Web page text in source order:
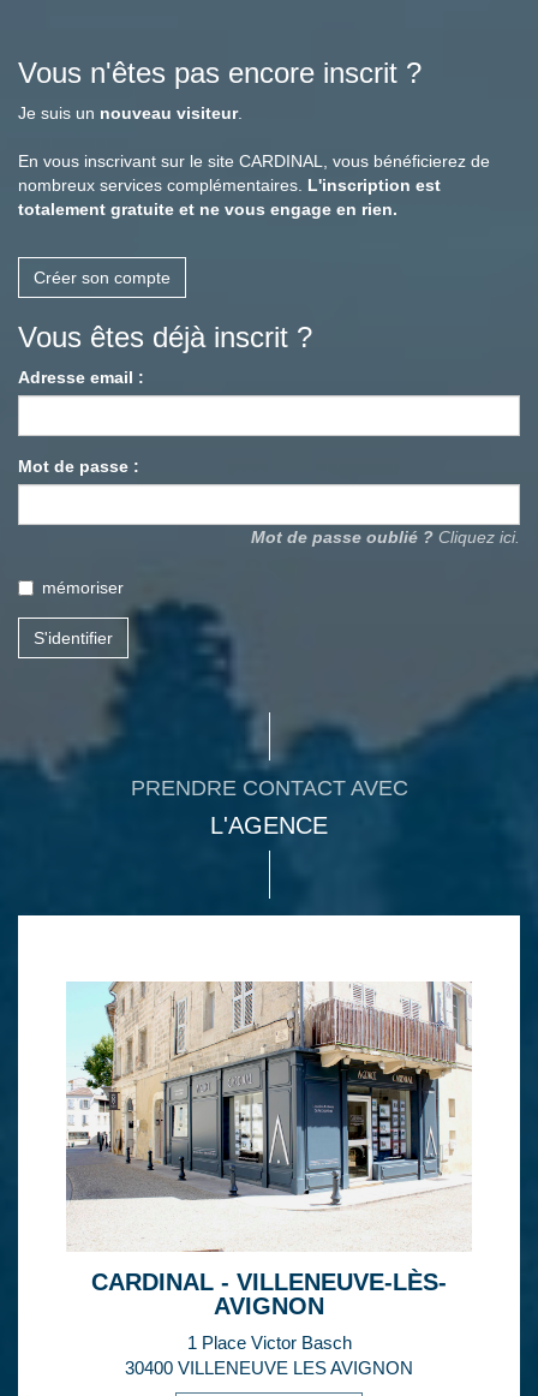
Vous n'êtes pas encore inscrit ?
Je suis un nouveau visiteur.
En vous inscrivant sur le site CARDINAL, vous bénéficierez de
nombreux services complémentaires. L'inscription est
totalement gratuite et ne vous engage en rien.
Créer son compte
Vous êtes déjà inscrit ?
Adresse email :
Mot de passe :
Mot de passe oublié ? Cliquez ici.
mémoriser
S'identifier
PRENDRE CONTACT AVEC
L'AGENCE
CARDINAL - VILLENEUVE-LÈS-
AVIGNON
1 Place Victor Basch
30400 VILLENEUVE LES AVIGNON